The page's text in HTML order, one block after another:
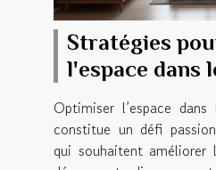
Stratégies
l'espace dans
logements
Optimiser l’espace
constitue un défi
qui souhaitent améliorer